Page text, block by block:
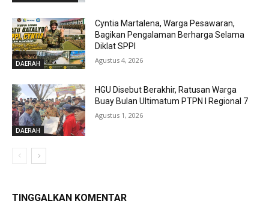
DAERAH
Cyntia Martalena, Warga Pesawaran,
Bagikan Pengalaman Berharga Selama
Diklat SPPI
Agustus 4, 2026
DAERAH
HGU Disebut Berakhir, Ratusan Warga
Buay Bulan Ultimatum PTPN I Regional 7
Agustus 1, 2026
TINGGALKAN KOMENTAR